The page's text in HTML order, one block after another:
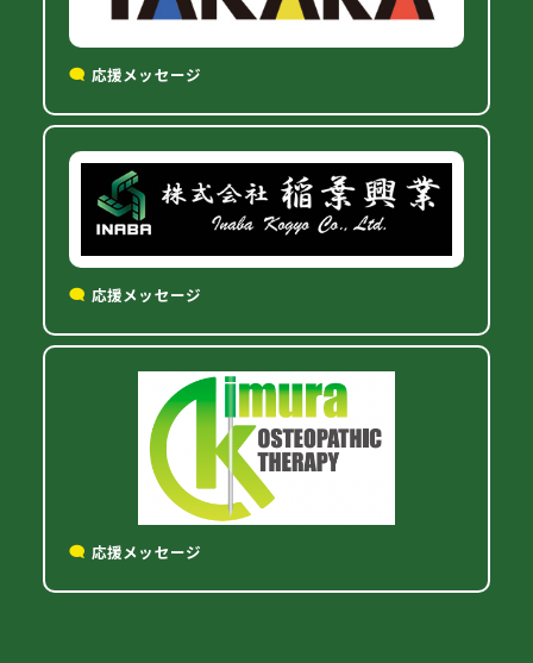
応援メッセージ
応援メッセージ
応援メッセージ